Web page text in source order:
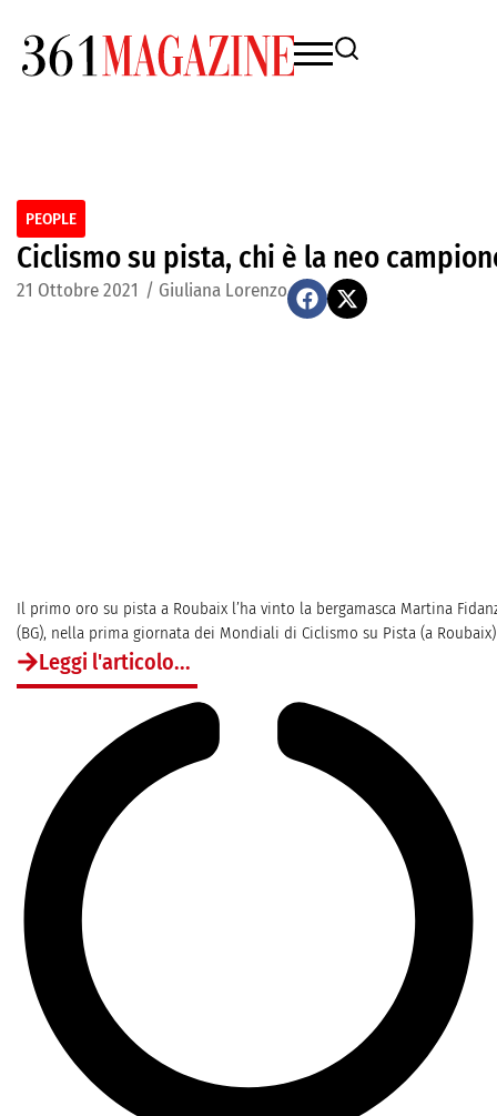
PEOPLE
Ciclismo su pista, chi è la neo
21 Ottobre 2021 / Giuliana Lorenzo
Il primo oro su pista a Roubaix l’ha vinto la bergamasca Martina
(BG), nella prima giornata dei Mondiali di Ciclismo su Pista (a
Leggi l'articolo...